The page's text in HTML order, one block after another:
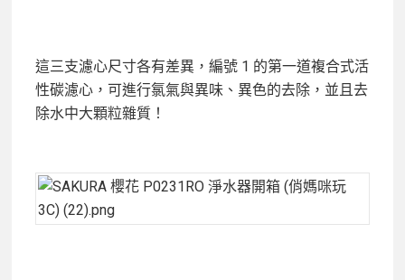
這三支濾心尺寸各有差異，編號 1 的第一道複合式活
性碳濾心，可進行氯氣與異味、異色的去除，並且去
除水中大顆粒雜質！